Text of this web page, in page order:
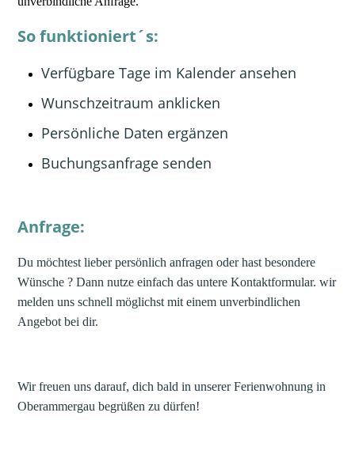
So funktioniert´s:
Verfügbare Tage im Kalender ansehen
Wunschzeitraum anklicken
Persönliche Daten ergänzen
Buchungsanfrage senden
Anfrage:
Du möchtest lieber persönlich anfragen oder hast besondere
Wünsche ? Dann nutze einfach das untere Kontaktformular. wir
melden uns schnell möglichst mit einem unverbindlichen
Angebot bei dir.
Wir freuen uns darauf, dich bald in unserer Ferienwohnung in
Oberammergau begrüßen zu dürfen!